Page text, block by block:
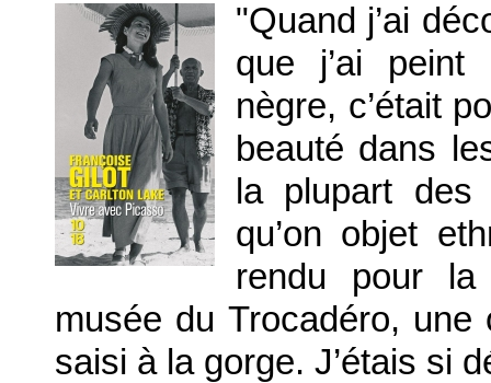
"Quand j’ai
que j’ai peint
nègre, c’était
beauté dans
la plupart des
qu’on objet
rendu pour
musée du Trocadéro, une
saisi à la gorge. J’étais si